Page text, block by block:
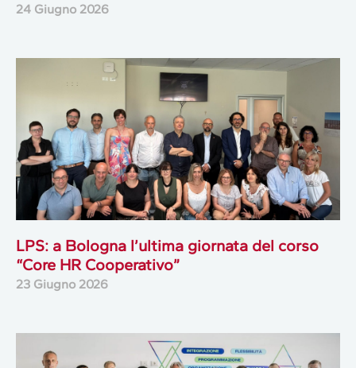
24 Giugno 2026
LPS: a Bologna l’ultima giornata del corso
“Core HR Cooperativo”
23 Giugno 2026